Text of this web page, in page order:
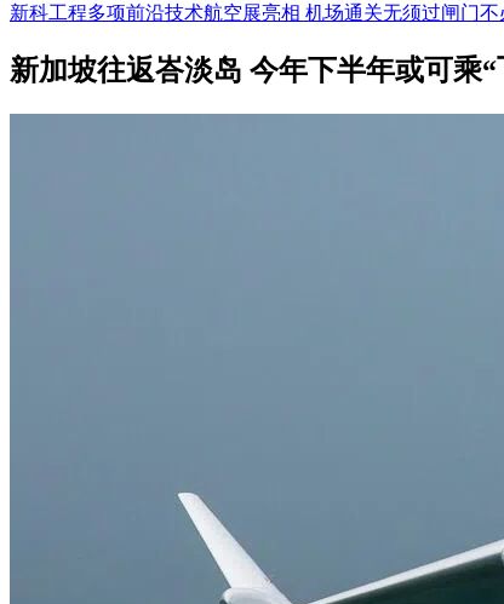
新科工程多项前沿技术航空展亮相 机场通关无须过闸门不
新加坡往返峇淡岛 今年下半年或可乘